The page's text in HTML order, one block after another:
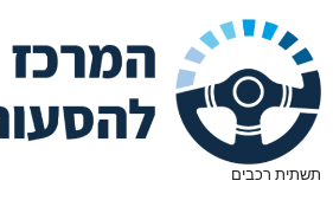
תשתית רכבים